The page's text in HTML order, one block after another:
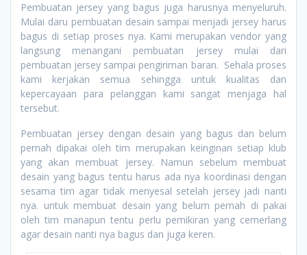
Pembuatan jersey yang bagus juga harusnya menyeluruh.
Mulai daru pembuatan desain sampai menjadi jersey harus
bagus di setiap proses nya. Kami merupakan vendor yang
langsung menangani pembuatan jersey mulai dari
pembuatan jersey sampai pengiriman baran. Sehala proses
kami kerjakan semua sehingga untuk kualitas dan
kepercayaan para pelanggan kami sangat menjaga hal
tersebut.
Pembuatan jersey dengan desain yang bagus dan belum
pernah dipakai oleh tim merupakan keinginan setiap klub
yang akan membuat jersey. Namun sebelum membuat
desain yang bagus tentu harus ada nya koordinasi dengan
sesama tim agar tidak menyesal setelah jersey jadi nanti
nya. untuk membuat desain yang belum pernah di pakai
oleh tim manapun tentu perlu pemikiran yang cemerlang
agar desain nanti nya bagus dan juga keren.